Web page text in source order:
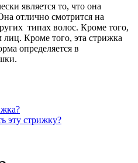
является то, что она
отлично смотрится на
типах волос. Кроме того,
Кроме того, эта стрижка
определяется в
эту стрижку?